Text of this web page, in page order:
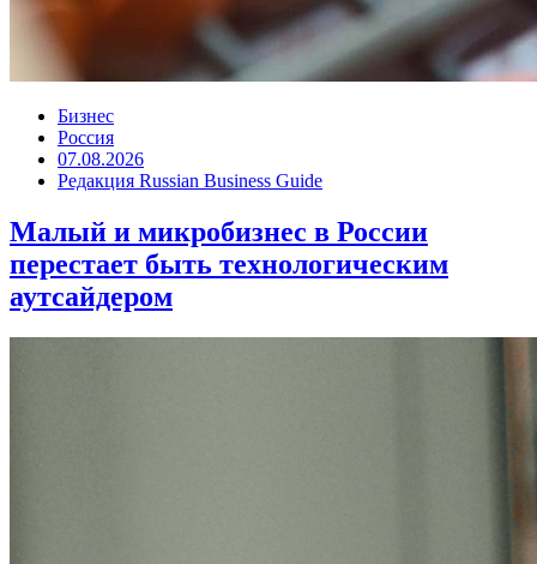
Бизнес
Россия
07.08.2026
Редакция Russian Business Guide
Малый и микробизнес в России
перестает быть технологическим
аутсайдером